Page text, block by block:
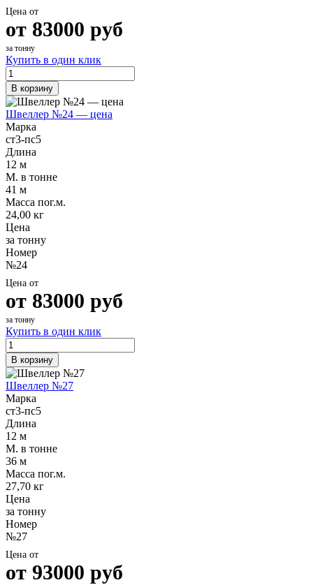
Цена от
от 83000 руб
за тонну
Купить в один клик
В корзину
Швеллер №24 — цена
Марка
ст3-пс5
Длина
12 м
М. в тонне
41 м
Масса пог.м.
24,00 кг
Цена
за тонну
Номер
№24
Цена от
от 83000 руб
за тонну
Купить в один клик
В корзину
Швеллер №27
Марка
ст3-пс5
Длина
12 м
М. в тонне
36 м
Масса пог.м.
27,70 кг
Цена
за тонну
Номер
№27
Цена от
от 93000 руб